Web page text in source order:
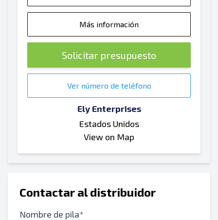
Más información
Solicitar presupuesto
Ver número de teléfono
Ely Enterprises
Estados Unidos
View on Map
Contactar al distribuidor
Nombre de pila*